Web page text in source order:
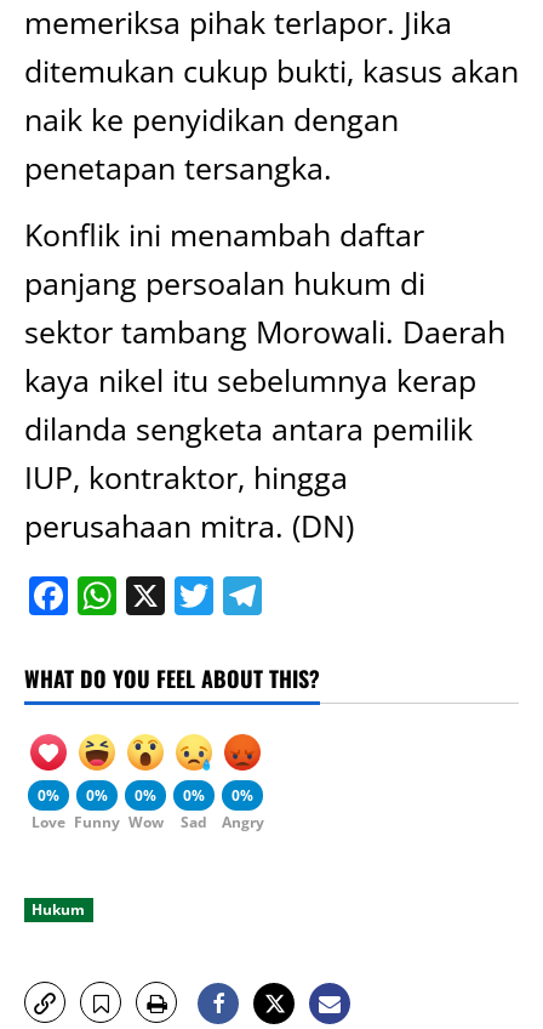
memeriksa pihak terlapor. Jika
ditemukan cukup bukti, kasus akan
naik ke penyidikan dengan
penetapan tersangka.
Konflik ini menambah daftar
panjang persoalan hukum di
sektor tambang Morowali. Daerah
kaya nikel itu sebelumnya kerap
dilanda sengketa antara pemilik
IUP, kontraktor, hingga
perusahaan mitra. (DN)
Facebook
WhatsApp
X Twitter
WHAT DO YOU FEEL ABOUT THIS?
0%
Love
0%
Funny
0%
Wow
0%
Sad
0%
Angry
Hukum